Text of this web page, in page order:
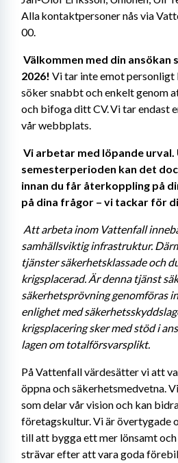
Alla kontaktpersoner nås via
00.
Välkommen med din ansökan
2026! Vi tar inte emot personligt
söker snabbt och enkelt genom
och bifoga ditt CV. Vi tar endast
vår webbplats.
Vi arbetar med löpande urval.
semesterperioden kan det
innan du får återkoppling på
på dina frågor – vi tackar för
Att arbeta inom Vattenfall
samhällsviktig infrastruktur.
tjänster säkerhetsklassade och
krigsplacerad. Är denna tjänst
säkerhetsprövning genomföras
enlighet med
krigsplacering sker med stöd i
lagen om totalförsvarsplikt.
På Vattenfall värdesätter vi att
öppna och säkerhetsmedvetna.
som delar vår vision och kan
företagskultur. Vi är övertygade
till att bygga ett mer lönsamt
strävar efter att vara goda